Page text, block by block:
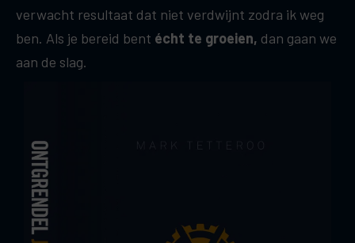
verwacht resultaat dat niet verdwijnt zodra ik weg
ben. Als je bereid bent écht te groeien, dan gaan we
aan de slag.